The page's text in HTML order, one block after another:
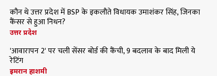
कौन थे उत्तर प्रदेश में BSP के इकलौते विधायक उमाशंकर सिंह, जिनका
कैंसर से हुआ निधन?
उत्तर प्रदेश
'आवारापन 2' पर चली सेंसर बोर्ड की कैंची, 9 बदलाव के बाद मिली ये
रेटिंग
इमरान हाशमी